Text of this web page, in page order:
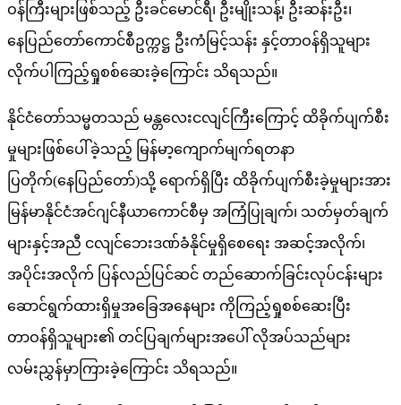
ဝန်ကြီးများဖြစ်သည့် ဦးခင်မောင်ရီ၊ ဦးမျိုးသန့်၊ ဦးဆန်းဦး၊
နေပြည်တော်ကောင်စီဥက္ကဋ္ဌ ဦးကံမြင့်သန်း နှင့်တာဝန်ရှိသူများ
လိုက်ပါကြည့်ရှုစစ်​ဆေးခဲ့​ကြောင်း သိရသည်။
နိုင်ငံတော်သမ္မတသည် မန္တလေးငလျင်ကြီးကြောင့် ထိခိုက်ပျက်စီး
မှုများဖြစ်ပေါ်ခဲ့သည့် မြန်မာ့ကျောက်မျက်ရတနာ
ပြတိုက်(နေပြည်တော်)သို့ ရောက်ရှိပြီး ထိခိုက်ပျက်စီးခဲ့မှုများအား
မြန်မာနိုင်ငံအင်ဂျင်နီယာကောင်စီမှ အကြံပြုချက်၊ သတ်မှတ်ချက်
များနှင့်အညီ ငလျင်ဘေးဒဏ်ခံနိုင်မှုရှိစေရေး အဆင့်အလိုက်၊
အပိုင်းအလိုက် ပြန်လည်ပြင်ဆင် တည်ဆောက်ခြင်းလုပ်ငန်းများ
ဆောင်ရွက်ထားရှိမှုအခြေအနေများ ကိုကြည့်ရှုစစ်ဆေးပြီး
တာဝန်ရှိသူများ၏ တင်ပြချက်များအပေါ် လိုအပ်သည်များ
လမ်းညွှန်မှာကြားခဲ့​ကြောင်း သိရသည်။